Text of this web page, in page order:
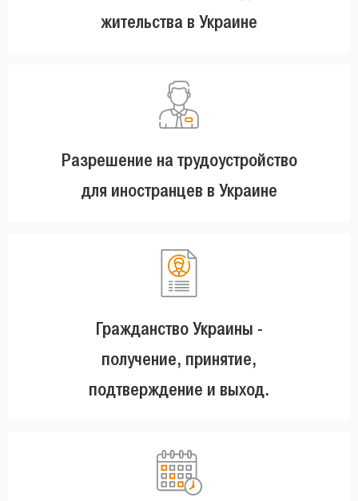
жительства в Украине
Разрешение на трудоустройство
для иностранцев в Украине
Гражданство Украины -
получение, принятие,
подтверждение и выход.